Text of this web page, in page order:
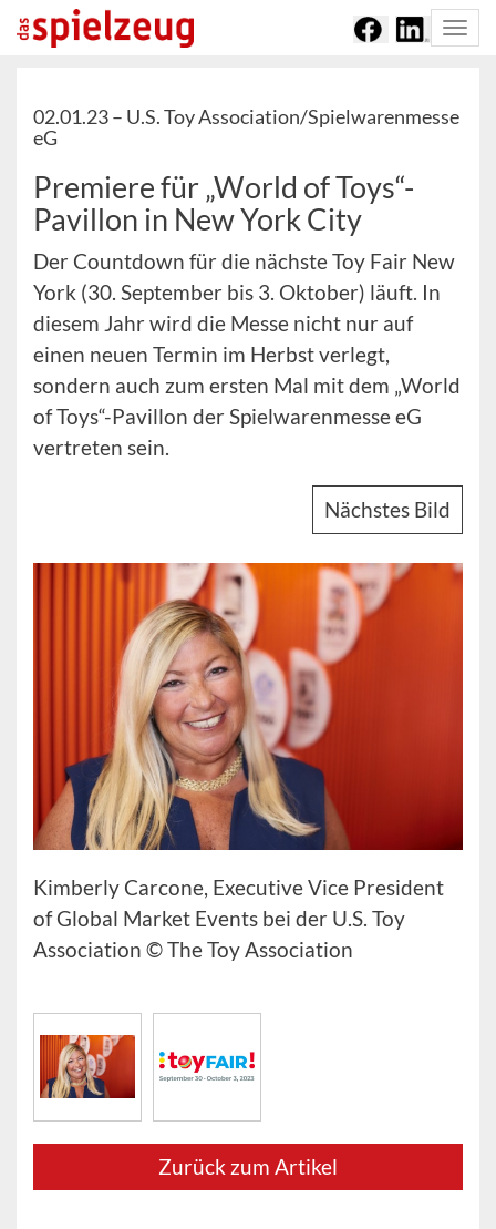
02.01.23 – U.S. Toy Association/Spielwarenmesse
eG
Premiere für „World of Toys“-
Pavillon in New York City
Der Countdown für die nächste Toy Fair New
York (30. September bis 3. Oktober) läuft. In
diesem Jahr wird die Messe nicht nur auf
einen neuen Termin im Herbst verlegt,
sondern auch zum ersten Mal mit dem „World
of Toys“-Pavillon der Spielwarenmesse eG
vertreten sein.
Nächstes Bild
Kimberly Carcone, Executive Vice President
of Global Market Events bei der U.S. Toy
Association © The Toy Association
Zurück zum Artikel